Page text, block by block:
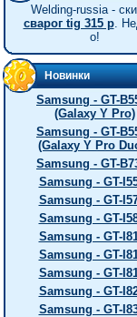
Welding-russia -
сварог tig 315 p.
о!
Новинки
Samsung - GT-
(Galaxy Y Pro)
Samsung - GT-
(Galaxy Y Pro
Samsung - GT-
Samsung - GT-
Samsung - GT-
Samsung - GT-
Samsung - GT-
Samsung - GT-
Samsung - GT-
Samsung - GT-
Samsung - GT-